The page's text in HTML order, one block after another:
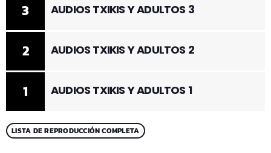
1 AUDIOS TXIKIS Y ADULTOS 1
2 AUDIOS TXIKIS Y ADULTOS 2
3 AUDIOS TXIKIS Y ADULTOS 3
LISTA DE REPRODUCCIÓN COMPLETA